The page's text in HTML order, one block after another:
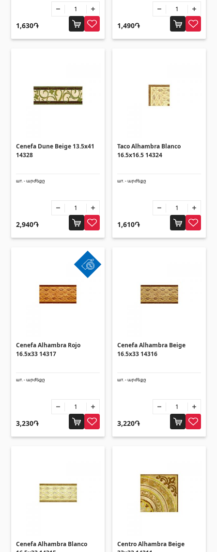
1,630֏ 1,490֏
Cenefa Dune Beige 13.5x41
14328
шт. - արժեքը
2,940֏
Taco Alhambra Blanco
16.5x16.5 14324
шт. - արժեքը
1,610֏
Cenefa Alhambra Rojo
16.5x33 14317
шт. - արժեքը
3,230֏
Cenefa Alhambra Beige
16.5x33 14316
шт. - արժեքը
3,220֏
Cenefa Alhambra Blanco
Centro Alhambra Beige